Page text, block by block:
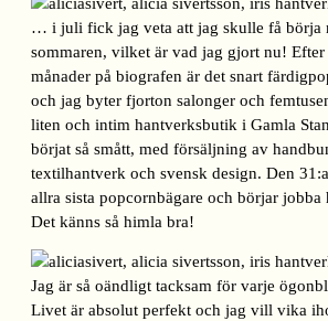
… i juli fick jag veta att jag skulle få börja
sommaren, vilket är vad jag gjort nu! Efter
månader på biografen är det snart
och jag byter fjorton salonger och
liten och intim hantverksbutik i Gamla
börjat så smått, med försäljning av
textilhantverk och svensk design. Den
allra sista popcornbägare och börjar
Det känns så himla bra!
Jag är så oändligt tacksam för varje
Livet är absolut perfekt och jag vill vika